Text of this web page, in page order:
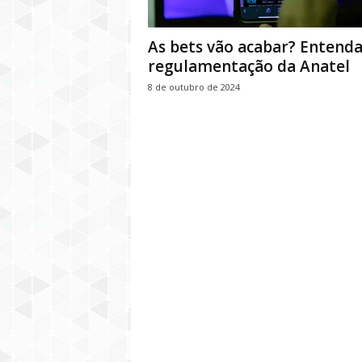
As bets vão acabar?
regulamentação da Anatel
8 de outubro de 2024